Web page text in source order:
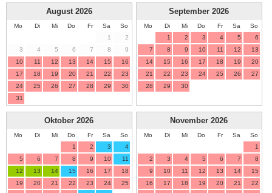
August 2026
Mo Di Mi Do Fr Sa
So
1
2
3
4 5 6 7 8
9
10
11 12 13 14 15
16
17
18 19 20 21 22
23
24
25 26 27 28 29
30
31
September 2026
Mo Di Mi Do Fr Sa
So
1
2 3 4 5
6
7
8 9 10 11 12
13
14
15 16 17 18 19
20
21
22 23 24 25 26
27
28
29 30
Oktober 2026
Mo Di Mi Do Fr Sa
So
1
2 3
4
5
6 7 8 9 10
11
12
13 14 15 16 17
18
19
20 21 22 23 24
25
November 2026
Mo Di Mi Do Fr Sa
So
1
2
3 4 5 6 7
8
9
10 11 12 13 14
15
16
17 18 19 20 21
22